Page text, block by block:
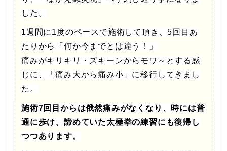
した。
1週間に1度のペースで施術して頂き、5回目あ
たりから「何か今までとは違う！」
痛みがキリキリ・ズキーンからモワ～とする感
じに、「痛み大から痛み小」に移行してきまし
た。
施術7回目からは俄然痛みがなくなり、時には普
通に歩け、諦めていた太極拳の練習にも復帰し
つつあります。